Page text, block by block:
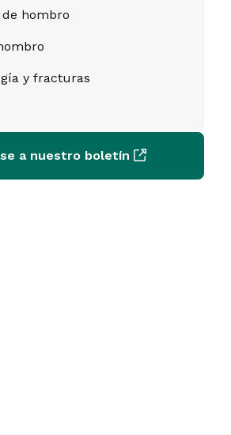
hombro
y fracturas
a nuestro boletín